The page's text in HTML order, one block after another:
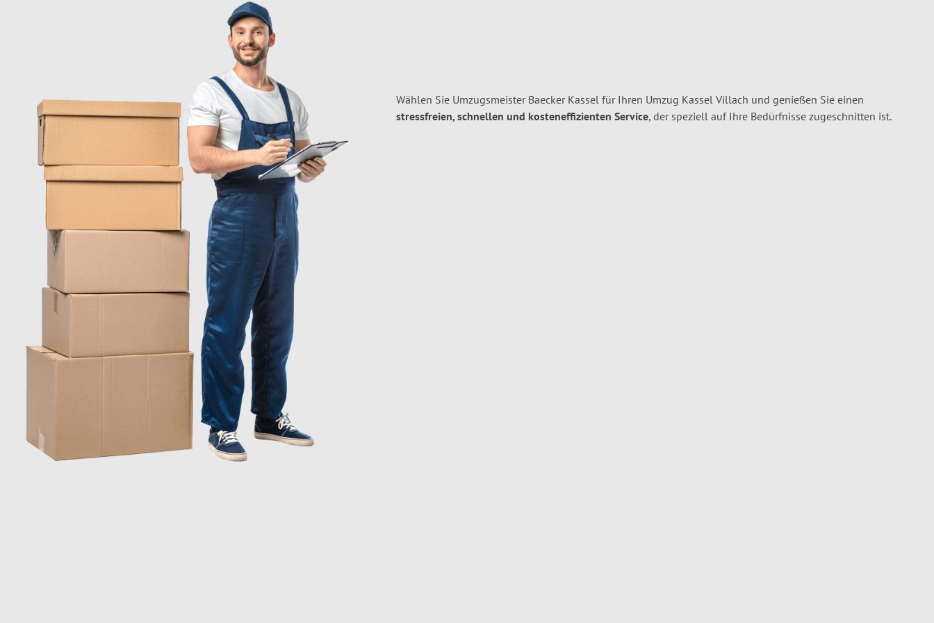
Wählen Sie Umzugsmeister Baecker Kassel für Ihren Umzug Kassel Villach und genießen Sie einen
stressfreien, schnellen und kosteneffizienten Service, der speziell auf Ihre Bedürfnisse zugeschnitten ist.